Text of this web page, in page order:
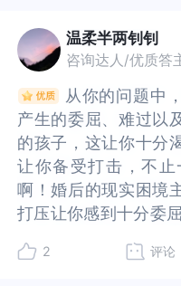
错，而是你在重压下
要做满分妻子或满分
题，‌允许自己一步步
晰地看到哪些关系值
错，而是你在重压下
要做满分妻子或满分
题，‌允许自己一步步
晰地看到哪些关系值
望他们也能够像对待
的。所以，不要有任
公去做夫妻咨询或
中，提到了你选择老
不错。但婚前你也
怒，在乎自己家里人
在乎自己家里人这个
你跟公婆的冲突中，
你和你老公现在的关
对待亲人一样对待你
有任何的期待。第三
或者是家庭咨询。你
老公的原因，外表帅
发现了他的两个特
人，夫妻生活不太行
个缺点，其实一直
中，你老公的应对方
的关系还不错。我猜
的局限，很多成长于
通过控制来补偿内心
自己的低价值感投射
隔离，接纳自己的情
的个人课题，你的价
尝试表达你的需要，
打招呼“我今天忙下
要休整一下。”此外
一些个人时间，去扩
的朋友圈、培养放松
很多成长于重男轻女
来补偿内心的自尊匮
价值感投射到他人身
纳自己的情绪感受，
题，你的价值并不由
你的需要，比如你想
今天忙下来特别累，
下。”此外，在精力允
时间，去扩展你的
圈、培养放松身心的
区别的，这个区别就
夫成为什么样的孩子
响，以至于会延伸
次，关于婆媳这个比
庭的组合，确实是让
家人之中也是有一定
确实有一定的运气在
嫁完人之后都会遇到
们要了解人的自私性
的，这个区别就在于
为什么样的孩子我们
至于会延伸到丈夫也
婆媳这个比较特殊
合，确实是让两组陌
中也是有一定区别的
一定的运气在里面，
之后都会遇到不好的
解人的自私性，如果
提醒你，是时候为自
够，而是你遇到了习
个太容易为别人付
靠“做得更多”来换得
人”来说反而变成了一
婆可能是NPD（偏执
长期贬低别人、控制
不是你“做得够不够”
继续被耗损。⸻关于
层次的选择，让你自
你可以先尝试减少接
提醒你，是时候为自
够，而是你遇到了习
个太容易为别人付
靠“做得更多”来换得
人”来说反而变成了一
婆可能是NPD（偏执
长期贬低别人、控制
不是你“做得够不够”
继续被耗损。⸻关于
层次的选择，让你自
你可以先尝试减少接
温柔半两钊钊
咨询达人/优质答
从你的问题中
产生的委屈、难过以
的孩子，这让你十分
让你备受打击，不
啊！婚后的现实困境
打压让你感到十分委
偏袒对方，我感觉这
产生的委屈、难过以
的孩子，这让你十分
让你备受打击，不
啊！婚后的现实困境
打压让你感到十分委
方，我感觉这些都让
2 评论